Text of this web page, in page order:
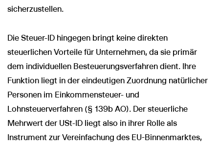
sicherzustellen.
Die Steuer-ID hingegen bringt keine direkten
steuerlichen Vorteile für Unternehmen, da sie primär
dem individuellen Besteuerungsverfahren dient. Ihre
Funktion liegt in der eindeutigen Zuordnung natürlicher
Personen im Einkommensteuer- und
Lohnsteuerverfahren (§ 139b AO). Der steuerliche
Mehrwert der USt-ID liegt also in ihrer Rolle als
Instrument zur Vereinfachung des EU-Binnenmarktes,